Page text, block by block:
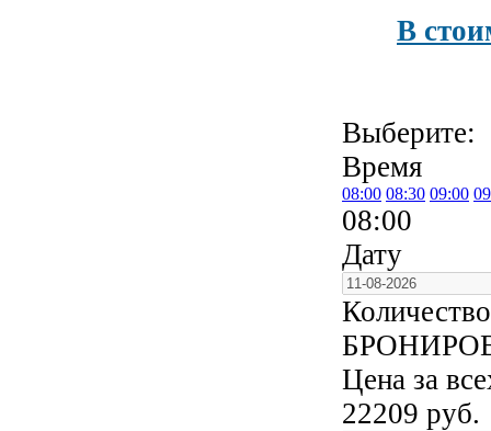
В
Выберите:
Время
08:00 08:30 09:00
08:00
Дату
Цена за
22209 руб.